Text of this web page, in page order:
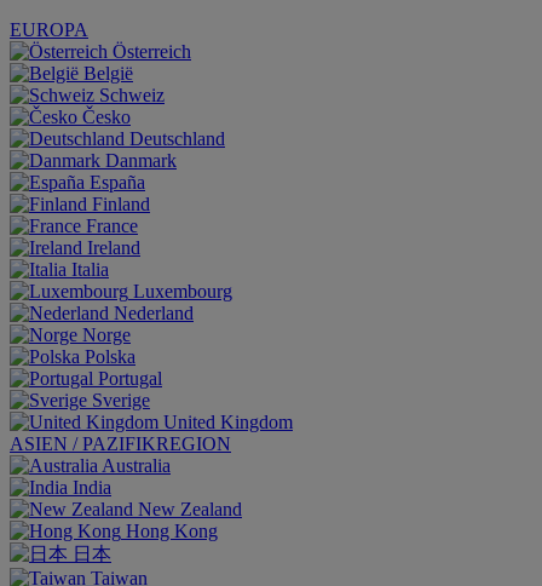
EUROPA
Österreich
België
Schweiz
Česko
Deutschland
Danmark
España
Finland
France
Ireland
Italia
Luxembourg
Nederland
Norge
Polska
Portugal
Sverige
United Kingdom
ASIEN / PAZIFIKREGION
Australia
India
New Zealand
Hong Kong
日本
Taiwan